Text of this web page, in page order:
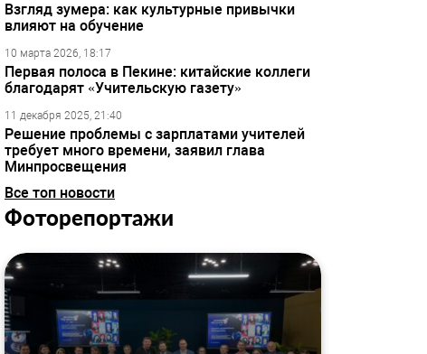
Взгляд зумера: как культурные привычки
влияют на обучение
10 марта 2026, 18:17
Первая полоса в Пекине: китайские коллеги
благодарят «Учительскую газету»
11 декабря 2025, 21:40
Решение проблемы с зарплатами учителей
требует много времени, заявил глава
Минпросвещения
Все топ новости
Фоторепортажи